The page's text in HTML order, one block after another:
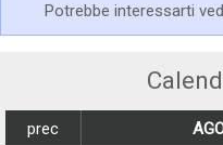
Potrebbe interessarti
prec